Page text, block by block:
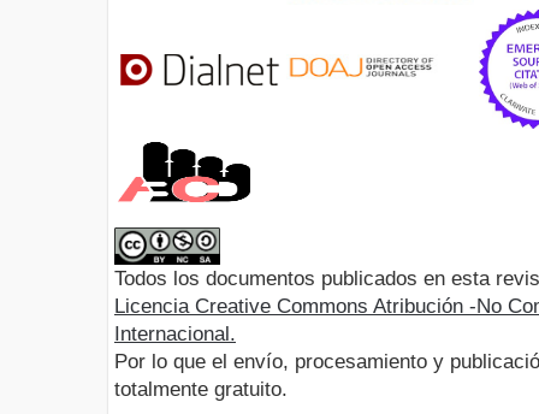
Todos los documentos publicados en esta
Licencia Creative Commons Atribución -No
Internacional.
Por lo que el envío, procesamiento y
totalmente gratuito.